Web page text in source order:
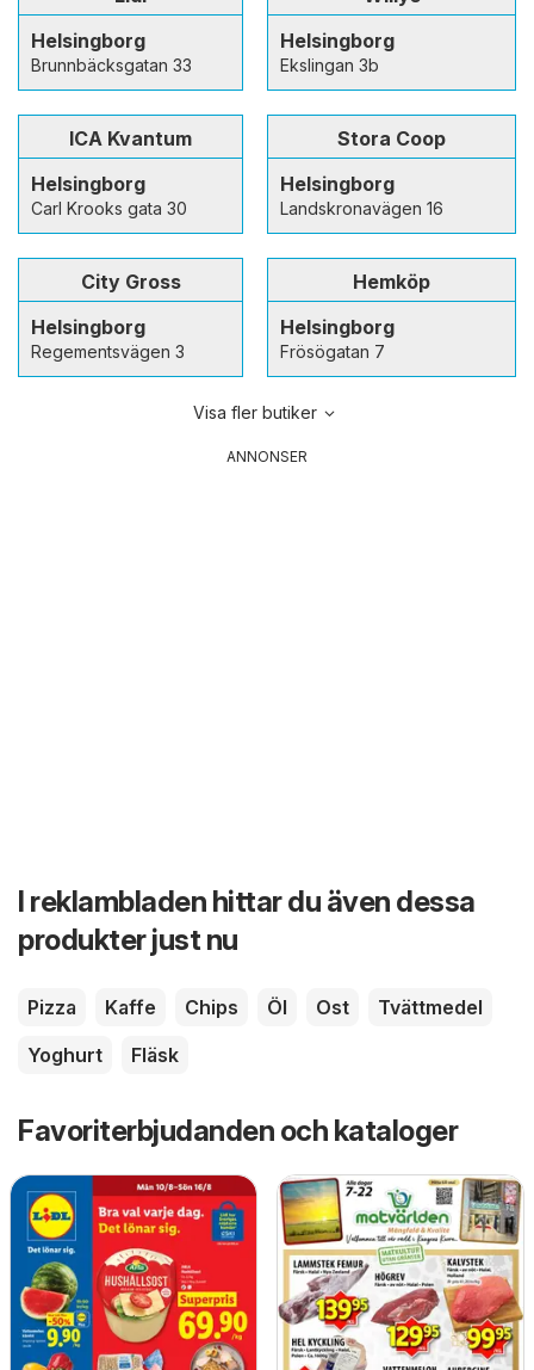
Helsingborg
Brunnbäcksgatan 33
Helsingborg
Ekslingan 3b
ICA Kvantum
Helsingborg
Carl Krooks gata 30
Stora Coop
Helsingborg
Landskronavägen 16
City Gross
Helsingborg
Regementsvägen 3
Hemköp
Helsingborg
Frösögatan 7
Visa fler butiker
ANNONSER
I reklambladen hittar du även dessa
produkter just nu
Pizza Kaffe Chips Öl Ost
Tvättmedel
Yoghurt
Fläsk
Favoriterbjudanden och kataloger